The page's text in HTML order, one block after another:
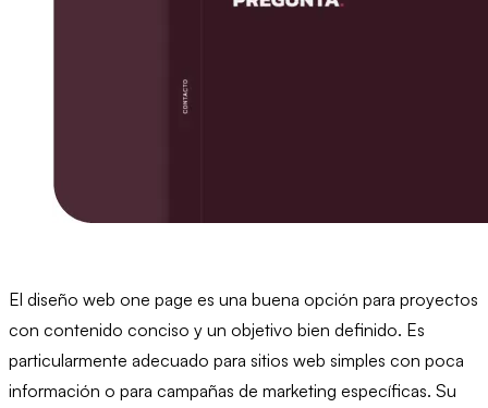
El diseño web one page es una buena opción para proyectos
con contenido conciso y un objetivo bien definido. Es
particularmente adecuado para sitios web simples con poca
información o para campañas de marketing específicas. Su